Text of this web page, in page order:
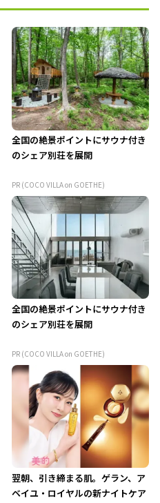
全国の絶景ポイントにサウナ付き
のシェア別荘を展開
PR (COCO VILLA on GOETHE)
全国の絶景ポイントにサウナ付き
のシェア別荘を展開
PR (COCO VILLA on GOETHE)
翌朝、引き締まる肌。ゲラン、ア
ベイユ・ロイヤルの新ナイトケア